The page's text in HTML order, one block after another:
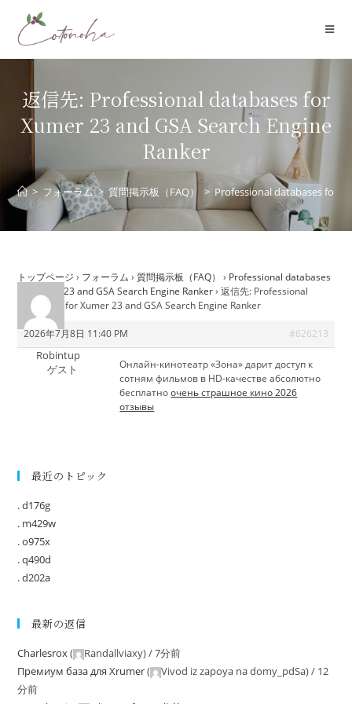
返信先: Professional databases for
Xumer 23 and GSA Search Engine
Ranker
> フォーラム > 質問掲示板（FAQ） > Professional databases for
トップページ › フォーラム › 質問掲示板（FAQ） › Professional databases
for Xumer 23 and GSA Search Engine Ranker › 返信先: Professional
databases for Xumer 23 and GSA Search Engine Ranker
2026年7月8日 11:40 PM #626213
Robintup
ゲスト
Онлайн-кинотеатр «Зона» дарит доступ к
сотням фильмов в HD-качестве абсолютно
бесплатноочень страшное кино 2026
отзывы
最近のトピック
. d176g
. m429w
. o975x
. q490d
. d202a
最新の返信
Charlesrox( Randallviaxy) /7分前
Премиум база для Xrumer( Vivod iz zapoya na domy_pdSa) / 12
分前